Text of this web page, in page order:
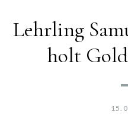
Lehrling
holt